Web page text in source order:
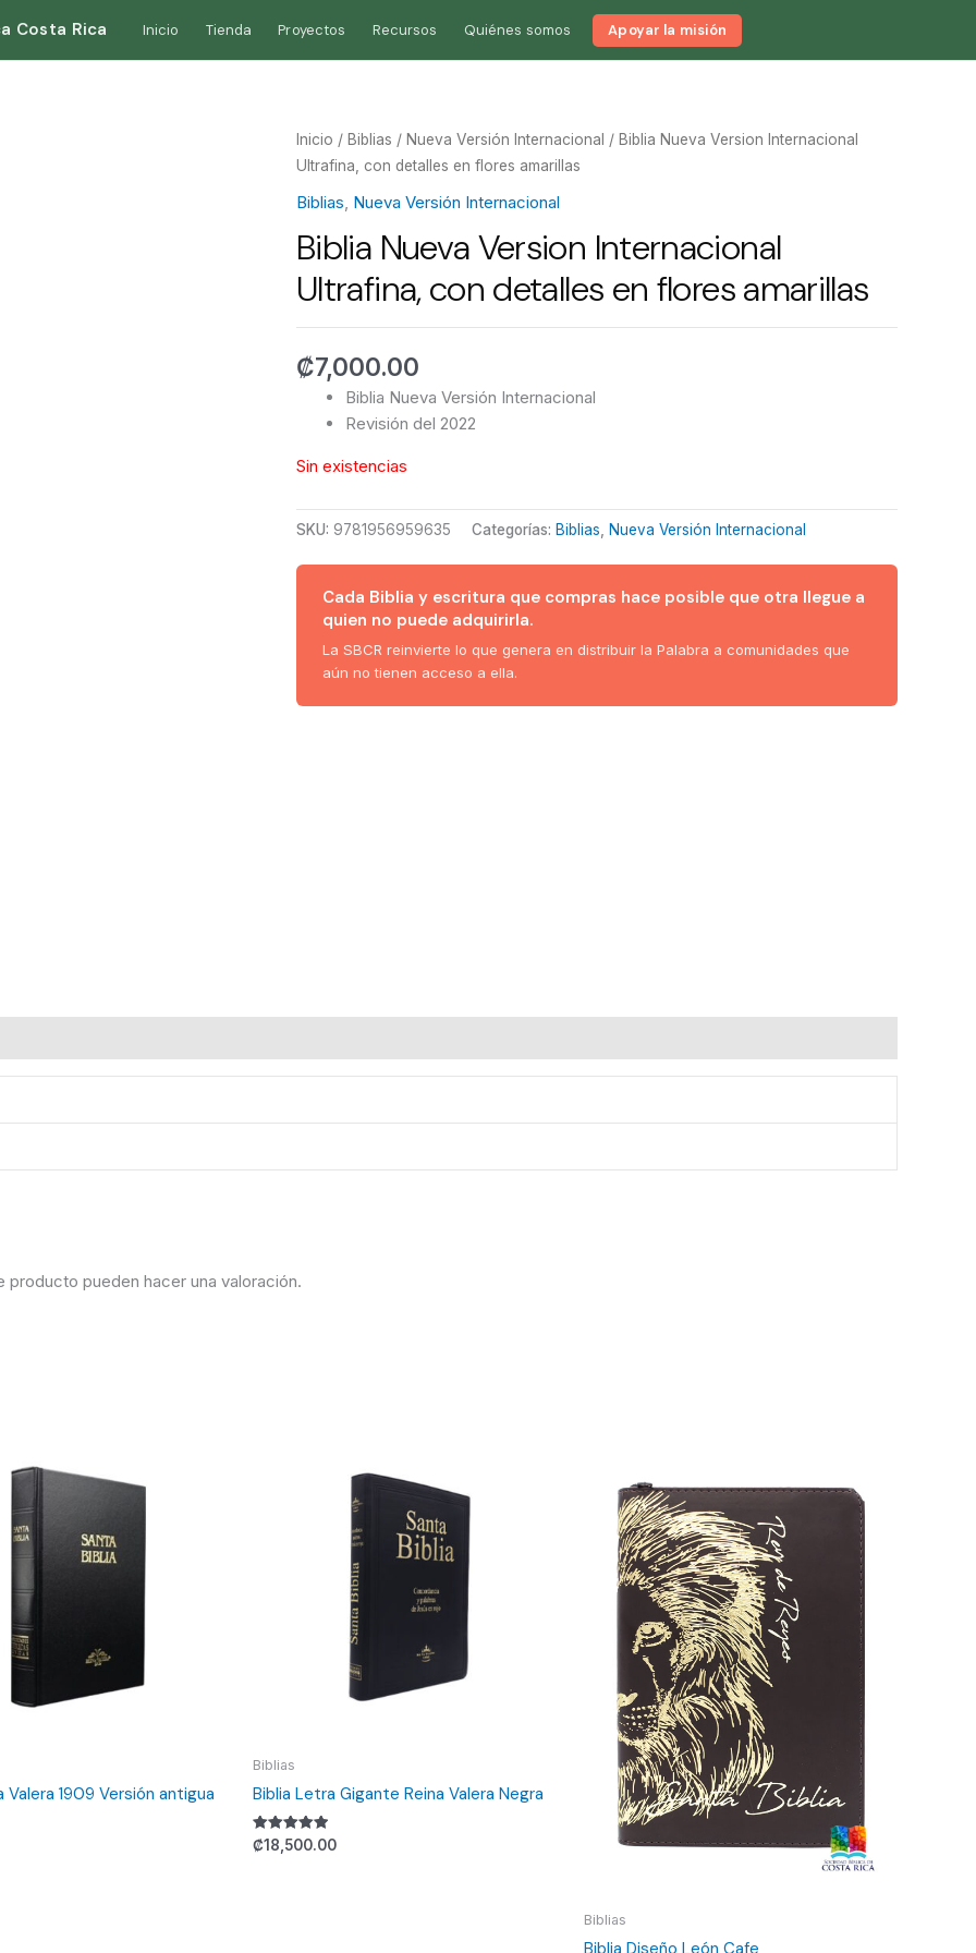
Costa Rica Inicio Tienda Proyectos Recursos Quiénes somos Apoyar la misión
Inicio / Biblias / Nueva Versión Internacional / Biblia Nueva Version Internacional
Ultrafina, con detalles en flores amarillas
Biblias Nueva Versión Internacional
Biblia Nueva Version Internacional
Ultrafina, con detalles en flores amarillas
₡7,000.00
Biblia Nueva Versión Internacional
Revisión del 2022
Sin existencias
SKU: 9781956959635 Categorías: Biblias, Nueva Versión Internacional
Cada Biblia y escritura que compras hace posible que otra llegue a
quien no puede adquirirla.
La SBCR reinvierte lo que genera en distribuir la Palabra a comunidades que
aún no tienen acceso a ella.
pueden hacer una valoración.
Valera 1909 Versión antigua
Biblias
Biblia Letra Gigante Reina Valera Negra
Valorado
con
₡18,500.00
Biblias
Biblia Diseño León Cafe